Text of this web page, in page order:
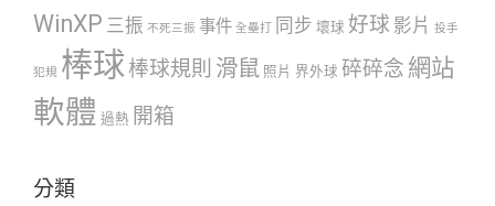
WinXP 三振 不死三振 事件 全壘打 同步 壞球 好球 影片 投手
犯規 棒球棒球規則 滑鼠 照片 界外球 碎碎念 網站
軟體 過熱 開箱
分類